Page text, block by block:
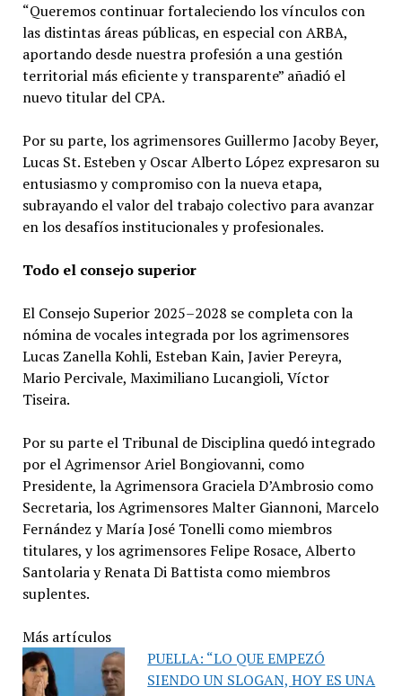
“Queremos continuar fortaleciendo los vínculos con
las distintas áreas públicas, en especial con ARBA,
aportando desde nuestra profesión a una gestión
territorial más eficiente y transparente” añadió el
nuevo titular del CPA.
Por su parte, los agrimensores Guillermo Jacoby Beyer,
Lucas St. Esteben y Oscar Alberto López expresaron su
entusiasmo y compromiso con la nueva etapa,
subrayando el valor del trabajo colectivo para avanzar
en los desafíos institucionales y profesionales.
Todo el consejo superior
El Consejo Superior 2025–2028 se completa con la
nómina de vocales integrada por los agrimensores
Lucas Zanella Kohli, Esteban Kain, Javier Pereyra,
Mario Percivale, Maximiliano Lucangioli, Víctor
Tiseira.
Por su parte el Tribunal de Disciplina quedó integrado
por el Agrimensor Ariel Bongiovanni, como
Presidente, la Agrimensora Graciela D’Ambrosio como
Secretaria, los Agrimensores Malter Giannoni, Marcelo
Fernández y María José Tonelli como miembros
titulares, y los agrimensores Felipe Rosace, Alberto
Santolaria y Renata Di Battista como miembros
suplentes.
Más artículos
PUELLA: “LO QUE EMPEZÓ
SIENDO UN SLOGAN, HOY ES UNA